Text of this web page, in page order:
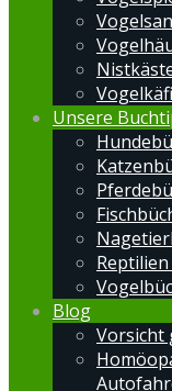
Unsere
Blog
Vorsicht